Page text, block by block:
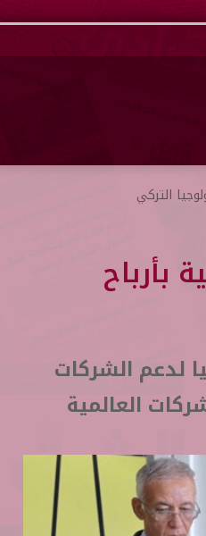
التركي
بأرباح
لدعم الشركات
العالمية